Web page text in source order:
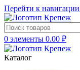
Перейти к навигации
0 элементы 0.00 ₽
Каталог